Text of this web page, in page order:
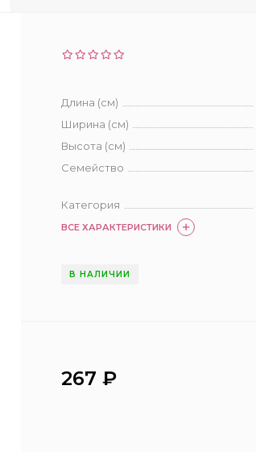
Длина (см)
Ширина (см)
Высота (см)
Семейство
Категория
ВСЕ ХАРАКТЕРИСТИКИ
В НАЛИЧИИ
267₽